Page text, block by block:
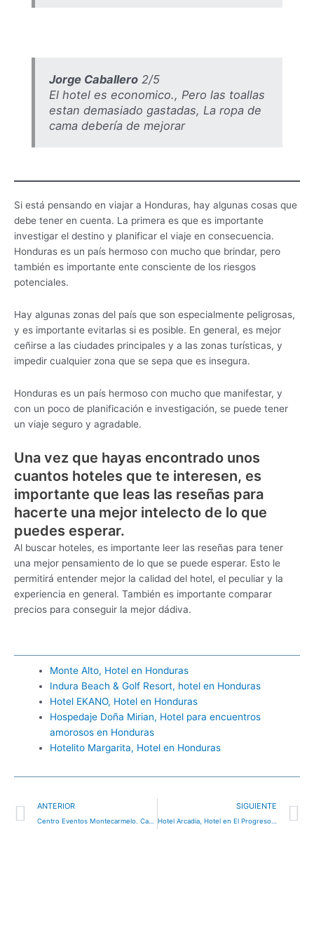
Jorge Caballero2/5
El hotel es economico., Pero las toallas
estan demasiado gastadas, La ropa de
cama debería de mejorar
Si está pensando en viajar a Honduras, hay algunas cosas que
debe tener en cuenta. La primera es que es importante
investigar el destino y planificar el viaje en consecuencia.
Honduras es un país hermoso con mucho que brindar, pero
también es importante ente consciente de los riesgos
potenciales.
Hay algunas zonas del país que son especialmente peligrosas,
y es importante evitarlas si es posible. En general, es mejor
ceñirse a las ciudades principales y a las zonas turísticas, y
impedir cualquier zona que se sepa que es insegura.
Honduras es un país hermoso con mucho que manifestar, y
con un poco de planificación e investigación, se puede tener
un viaje seguro y agradable.
Una vez que hayas encontrado unos
cuantos hoteles que te interesen, es
importante que leas las reseñas para
hacerte una mejor intelecto de lo que
puedes esperar.
Al buscar hoteles, es importante leer las reseñas para tener
una mejor pensamiento de lo que se puede esperar. Esto le
permitirá entender mejor la calidad del hotel, el peculiar y la
experiencia en general. También es importante comparar
precios para conseguir la mejor dádiva.
Monte Alto, Hotel en Honduras
Indura Beach & Golf Resort, hotel en Honduras
Hotel EKANO, Hotel en Honduras
Hospedaje Doña Mirian, Hotel para encuentros
amorosos en Honduras
Hotelito Margarita, Hotel en Honduras
Ant
ANTERIOR SIGUIENTE
Hotel Arcadia, Hotel en El Progreso, Honduras